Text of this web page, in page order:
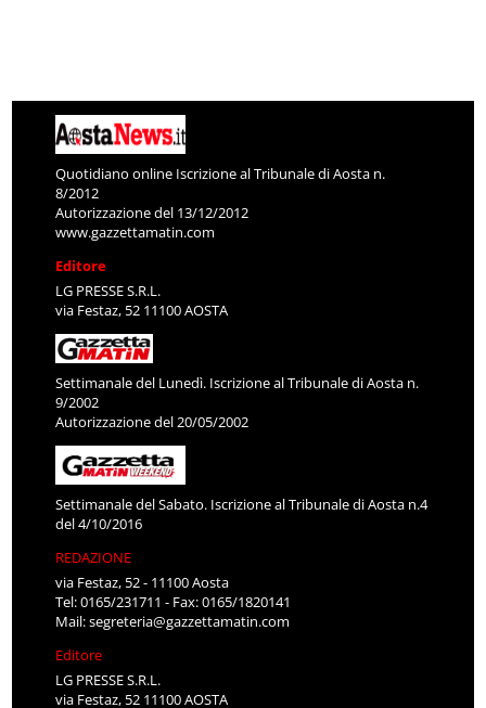
Quotidiano online Iscrizione al Tribunale di Aosta n.
8/2012
Autorizzazione del 13/12/2012
www.gazzettamatin.com
Editore
LG PRESSE S.R.L.
via Festaz, 52 11100 AOSTA
Settimanale del Lunedì. Iscrizione al Tribunale di Aosta n.
9/2002
Autorizzazione del 20/05/2002
Settimanale del Sabato. Iscrizione al Tribunale di Aosta n.4
del 4/10/2016
REDAZIONE
via Festaz, 52 - 11100 Aosta
Tel: 0165/231711 - Fax: 0165/1820141
Mail:segreteria@gazzettamatin.com
Editore
LG PRESSE S.R.L.
via Festaz, 52 11100 AOSTA